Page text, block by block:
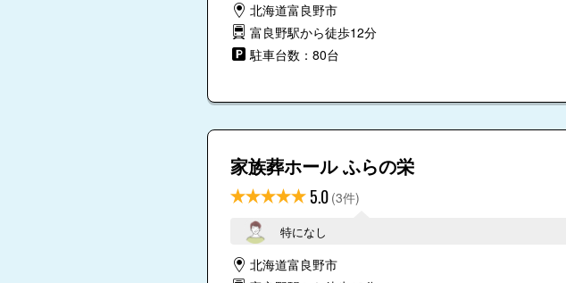
北海道富良野市
富良野駅から徒歩12分
駐車台数：80台
家族葬ホール ふらの栄
5.0 (3件)
特になし
北海道富良野市